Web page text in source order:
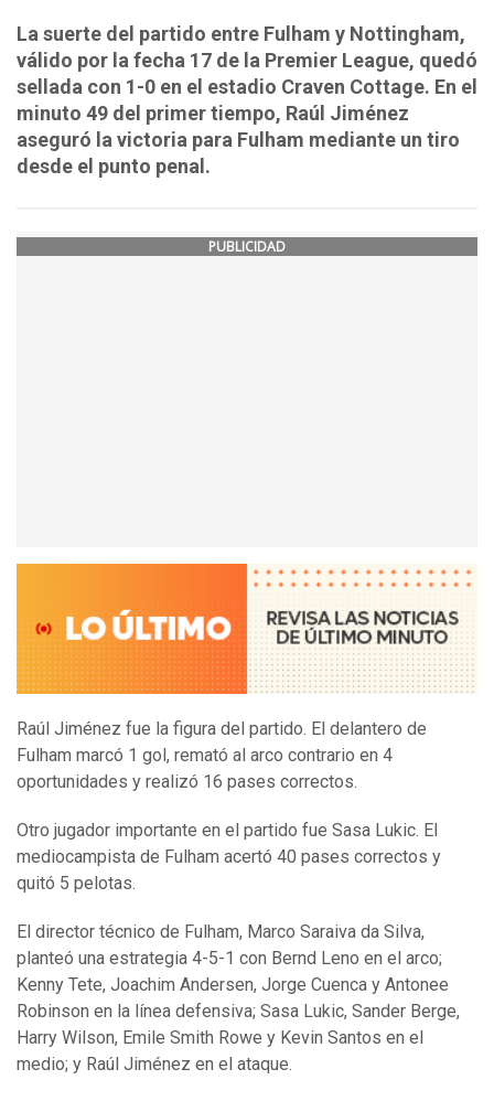
La suerte del partido entre Fulham y Nottingham,
válido por la fecha 17 de la Premier League, quedó
sellada con 1-0 en el estadio Craven Cottage. En el
minuto 49 del primer tiempo, Raúl Jiménez
aseguró la victoria para Fulham mediante un tiro
desde el punto penal.
PUBLICIDAD
Raúl Jiménez fue la figura del partido. El delantero de
Fulham marcó 1 gol, remató al arco contrario en 4
oportunidades y realizó 16 pases correctos.
Otro jugador importante en el partido fue Sasa Lukic. El
mediocampista de Fulham acertó 40 pases correctos y
quitó 5 pelotas.
El director técnico de Fulham, Marco Saraiva da Silva,
planteó una estrategia 4-5-1 con Bernd Leno en el arco;
Kenny Tete, Joachim Andersen, Jorge Cuenca y Antonee
Robinson en la línea defensiva; Sasa Lukic, Sander Berge,
Harry Wilson, Emile Smith Rowe y Kevin Santos en el
medio; y Raúl Jiménez en el ataque.